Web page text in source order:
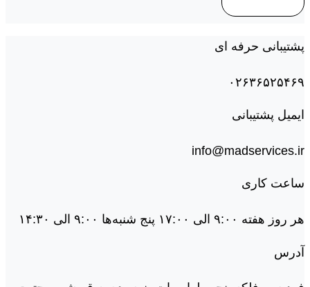
پشتیبانی حرفه ای
۰۲۶۳۶۵۲۵۴۶۹
ایمیل پشتیبانی
info@madservices.ir
ساعت کاری
هر روز هفته ۹:۰۰ الی ۱۷:۰۰ پنج شنبه‌ها ۹:۰۰ الی ۱۴:۳۰
آدرس